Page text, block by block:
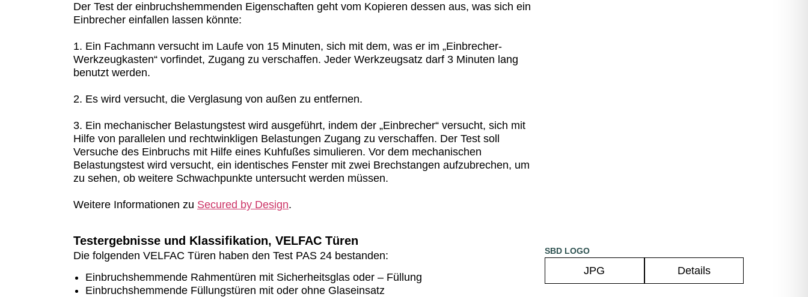
Der Test der einbruchshemmenden Eigenschaften geht vom Kopieren dessen aus, was sich ein
Einbrecher einfallen lassen könnte:
1. Ein Fachmann versucht im Laufe von 15 Minuten, sich mit dem, was er im „Einbrecher-
Werkzeugkasten“ vorfindet, Zugang zu verschaffen. Jeder Werkzeugsatz darf 3 Minuten lang
benutzt werden.
2. Es wird versucht, die Verglasung von außen zu entfernen.
3. Ein mechanischer Belastungstest wird ausgeführt, indem der „Einbrecher“ versucht, sich mit
Hilfe von parallelen und rechtwinkligen Belastungen Zugang zu verschaffen. Der Test soll
Versuche des Einbruchs mit Hilfe eines Kuhfußes simulieren. Vor dem mechanischen
Belastungstest wird versucht, ein identisches Fenster mit zwei Brechstangen aufzubrechen, um
zu sehen, ob weitere Schwachpunkte untersucht werden müssen.
Weitere Informationen zu Secured by Design.
Testergebnisse und Klassifikation, VELFAC Türen
Die folgenden VELFAC Türen haben den Test PAS 24 bestanden:
Einbruchshemmende Rahmentüren mit Sicherheitsglas oder – Füllung
Einbruchshemmende Füllungstüren mit oder ohne Glaseinsatz
SBD LOGO
JPG Details